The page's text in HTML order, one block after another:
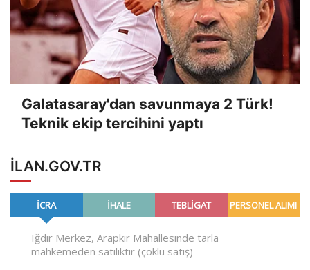
Galatasaray'dan savunmaya 2 Türk!
Teknik ekip tercihini yaptı
ILAN.GOV.TR